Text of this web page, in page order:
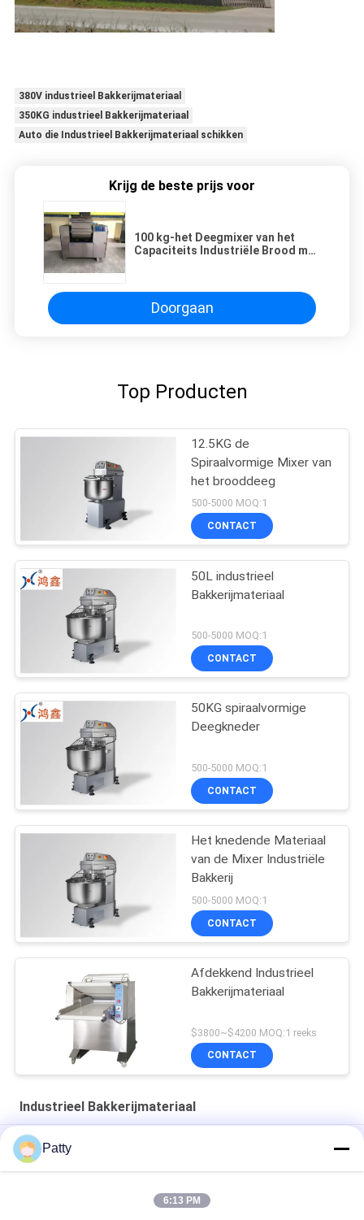
380V industrieel Bakkerijmateriaal
350KG industrieel Bakkerijmateriaal
Auto die Industrieel Bakkerijmateriaal schikken
Krijg de beste prijs voor
100 kg-het Deegmixer van het
Capaciteits Industriële Brood met
Doorgaan
Top Producten
12.5KG de
Spiraalvormige Mixer van
het brooddeeg
500-5000 MOQ:1
CONTACT
50L industrieel
Bakkerijmateriaal
500-5000 MOQ:1
CONTACT
50KG spiraalvormige
Deegkneder
500-5000 MOQ:1
CONTACT
Het knedende Materiaal
van de Mixer Industriële
Bakkerij
500-5000 MOQ:1
CONTACT
Afdekkend Industrieel
Bakkerijmateriaal
$3800~$4200 MOQ:1 reeks
CONTACT
Industrieel Bakkerijmateriaal
Het Ei van HONGXIN 1000w het Schilderen Machine voor
Ananascakes
Patty
6:13 PM